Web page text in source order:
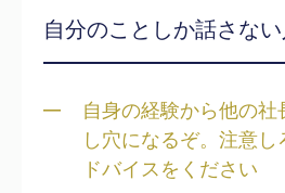
自分のことしか話さな
自身の経験から他の社
し穴になるぞ。注意
ドバイスをください